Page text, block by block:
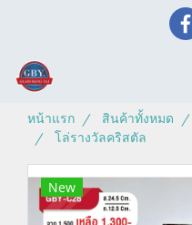
หน้าแรก สินค้าทั้งหมด
โล่รางวัลคริสตัล
New